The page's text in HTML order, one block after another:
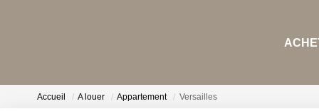
Accueil A louer Appartement Versailles